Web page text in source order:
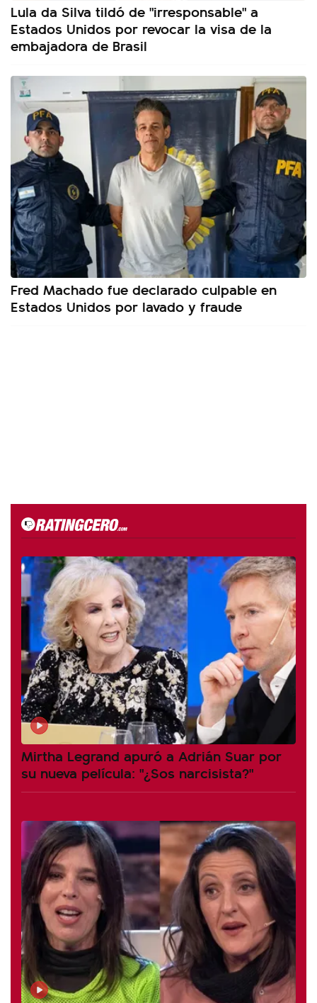
Lula da Silva tildó de "irresponsable" a
Estados Unidos por revocar la visa de la
embajadora de Brasil
Fred Machado fue declarado culpable en
Estados Unidos por lavado y fraude
Mirtha Legrand apuró a Adrián Suar por
su nueva película: "¿Sos narcisista?"